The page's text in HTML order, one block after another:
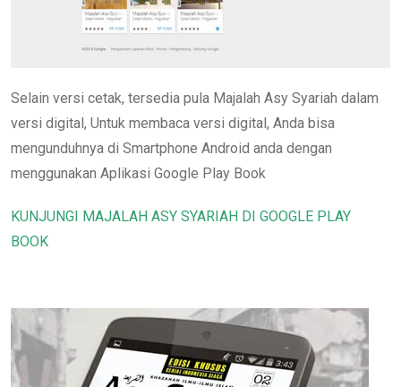
Selain versi cetak, tersedia pula Majalah Asy Syariah dalam
versi digital, Untuk membaca versi digital, Anda bisa
mengunduhnya di Smartphone Android anda dengan
menggunakan Aplikasi Google Play Book
KUNJUNGI MAJALAH ASY SYARIAH DI GOOGLE PLAY
BOOK